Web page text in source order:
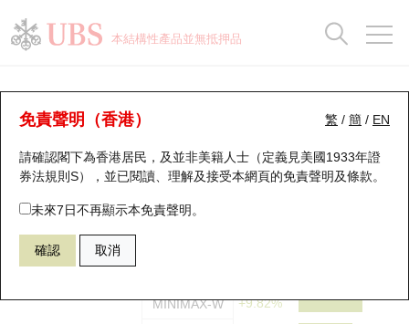
本結構性產品並無抵押品
繁 / 簡 / EN
免責聲明（香港）
請確認閣下為香港居民，及並非美籍人士（定義見美國1933年證
券法規則S），並已閱讀、理解及接受本網頁的免責聲明及條款。
未來7日不再顯示本免責聲明。
確認 取消
科指成份股
恒指成份股 國指成份股 科指成份股
科指成份股十大升幅
MINIMAX-W
+9.82%
瑞銀認股證一覽
新發行瑞銀認股證
即將到期認股證
認股證到期結算價查詢
認股證分析儀
街貨統計
比較
牛熊全景快搜
牛熊證搜尋
牛熊證街貨分佈圖
正股牛熊證列表
新發行瑞銀牛熊證
街貨統計
比較
十大升幅/跌幅
十大認股證成交分佈
十天股證佔大市成交
資金流
街貨統計
正股分析儀
二十大活躍股份
恒指成份股
國指成份股
科指成份股
持股比重
顯示所有持股比重
每月輪證大市專題
輪證專欄
講座及教育短片
認股證投資者教育
牛熊證投資者教育